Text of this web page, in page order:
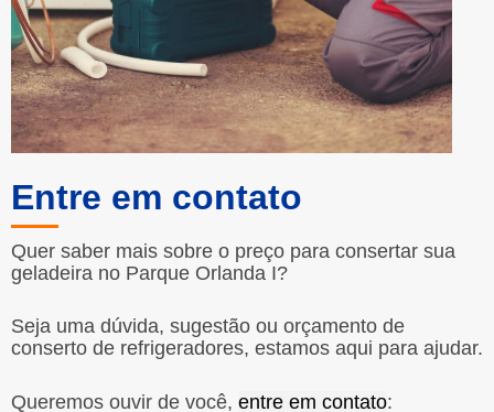
Entre em contato
Quer saber mais sobre o preço para consertar sua
geladeira no Parque Orlanda I?
Seja uma dúvida, sugestão ou orçamento de
conserto de refrigeradores, estamos aqui para ajudar.
Queremos ouvir de você, entre em contato: